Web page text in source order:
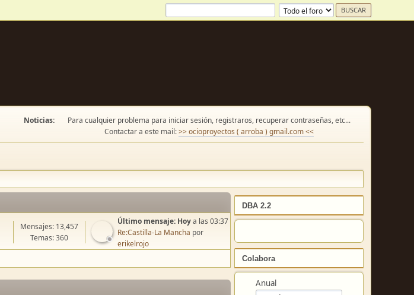
Noticias:
Para cualquier problema para iniciar sesión, registraros, recuperar contraseñas, etc...
Contactar a este mail:>> ocioproyectos ( arroba ) gmail.com <<
DBA 2.2
Mensajes: 13,457
Temas: 360
Último mensaje: Hoya las 03:37
Re:Castilla-La Mancha por
erikelrojo